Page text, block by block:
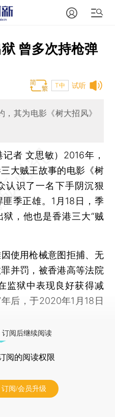
曾多次持枪弹
试听
T中
其为电影《树大招风》
者 文思敏） 2016年，
大贼王故事的电影《树
认识了一名下手阴沉狠
季正雄。1月18日，季
狱，他也是香港三大“贼
用枪械意图拒捕、无
并罚，被香港高等法院
监狱中表现良好获得减
后，于2020年1月18日
订阅后继续阅读
阅的阅读权限
订阅/会员升级